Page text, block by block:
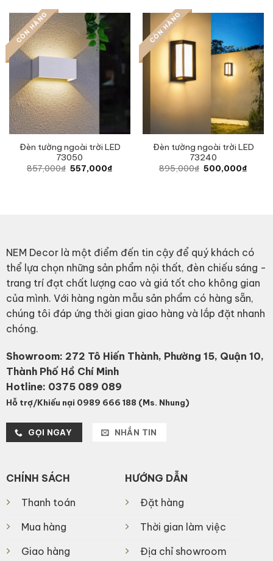
CÒN HÀNG
Đèn tường ngoài trời LED
73050
857,000₫ Original
price
557,000₫
CÒN HÀNG
Đèn tường ngoài trời LED
73240
895,000₫ Original
price
500,000₫
NEM Decor là một điểm đến tin cậy để quý khách có
thể lựa chọn những sản phẩm nội thất, đèn chiếu sáng -
trang trí đạt chất lượng cao và giá tốt cho không gian
của mình. Với hàng ngàn mẫu sản phẩm có hàng sẵn,
chúng tôi đáp ứng thời gian giao hàng và lắp đặt nhanh
chóng.
Showroom: 272 Tô Hiến Thành, Phường 15, Quận 10,
Thành Phố Hồ Chí Minh
Hotline: 0375 089 089
Hỗ trợ/Khiếu nại 0989 666 188 (Ms. Nhung)
GỌI NGAY NHẮN TIN
CHÍNH SÁCH
Thanh toán
Mua hàng
Giao hàng
HƯỚNG DẪN
Đặt hàng
Thời gian làm việc
Địa chỉ showroom